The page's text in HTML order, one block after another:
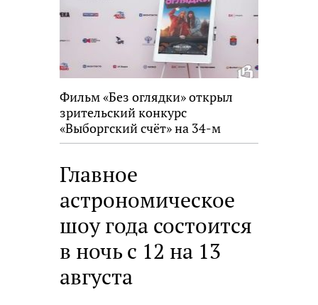
Фильм «Без оглядки» открыл
зрительский конкурс
«Выборгский счёт» на 34-м
фестивале «Окно в Европу»
Главное
астрономическое
шоу года состоится
в ночь с 12 на 13
августа